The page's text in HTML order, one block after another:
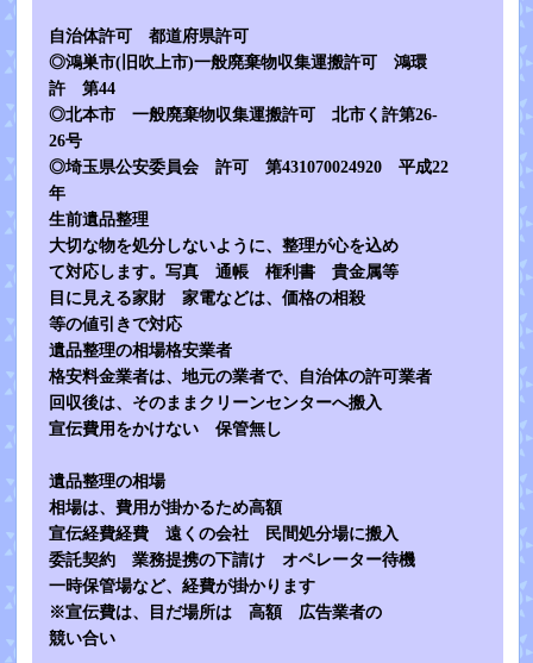
自治体許可 都道府県許可
◎鴻巣市(旧吹上市)一般廃棄物収集運搬許可 鴻環
許 第44
◎北本市 一般廃棄物収集運搬許可 北市く許第26-
26号
◎埼玉県公安委員会 許可 第431070024920 平成22
年
生前遺品整理
大切な物を処分しないように、整理が心を込め
て対応します。写真 通帳 権利書 貴金属等
目に見える家財 家電などは、価格の相殺
等の値引きで対応
遺品整理の相場格安業者
格安料金業者は、地元の業者で、自治体の許可業者
回収後は、そのままクリーンセンターへ搬入
宣伝費用をかけない 保管無し
遺品整理の相場
相場は、費用が掛かるため高額
宣伝経費経費 遠くの会社 民間処分場に搬入
委託契約 業務提携の下請け オペレーター待機
一時保管場など、経費が掛かります
※宣伝費は、目だ場所は 高額 広告業者の
競い合い